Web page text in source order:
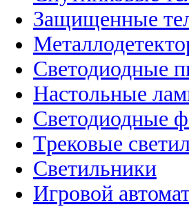
Защищенные
Светодиодные
Настольные
Светодиодные
Трековые
Светильники
Игровой